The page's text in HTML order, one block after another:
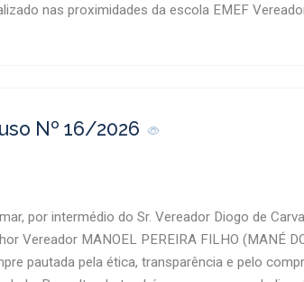
nas proximidades da escola EMEF
Nº 16/2026
por intermédio do Sr. Vereador Diogo de
Vereador MANOEL PEREIRA FILHO (MANÉ
pautada pela ética, transparência e pelo